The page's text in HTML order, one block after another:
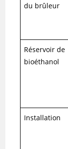
du brûleur
Réservoir de
bioéthanol
Installation